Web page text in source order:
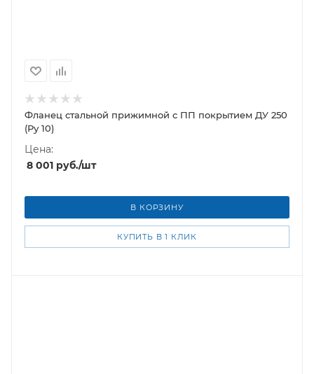
Фланец стальной прижимной c ПП покрытием ДУ 250
(Ру 10)
Цена:
8 001 руб./шт
В КОРЗИНУ
КУПИТЬ В 1 КЛИК